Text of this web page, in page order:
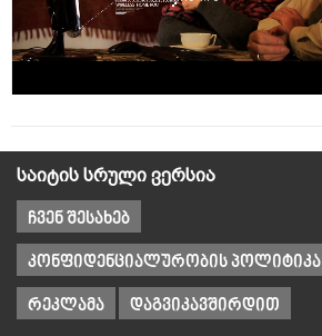
საიტის სრული ვერსია
ჩვენ შესახებ
კონფიდენციალურობის პოლიტიკა
რეკლამა დაგვიკავშირდით